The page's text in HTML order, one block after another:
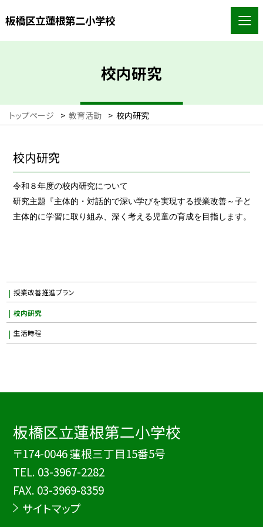
板橋区立蓮根第二小学校
校内研究
トップページ > 教育活動 > 校内研究
校内研究
令和８年度の校内研究について
研究主題『主体的・対話的で深い学びを実現する授業改善～子ど
主体的に学習に取り組み、深く考える児童の育成を目指します。
授業改善推進プラン
校内研究
生活時程
板橋区立蓮根第二小学校
〒174-0046 蓮根三丁目15番5号
TEL. 03-3967-2282
FAX. 03-3969-8359
サイトマップ